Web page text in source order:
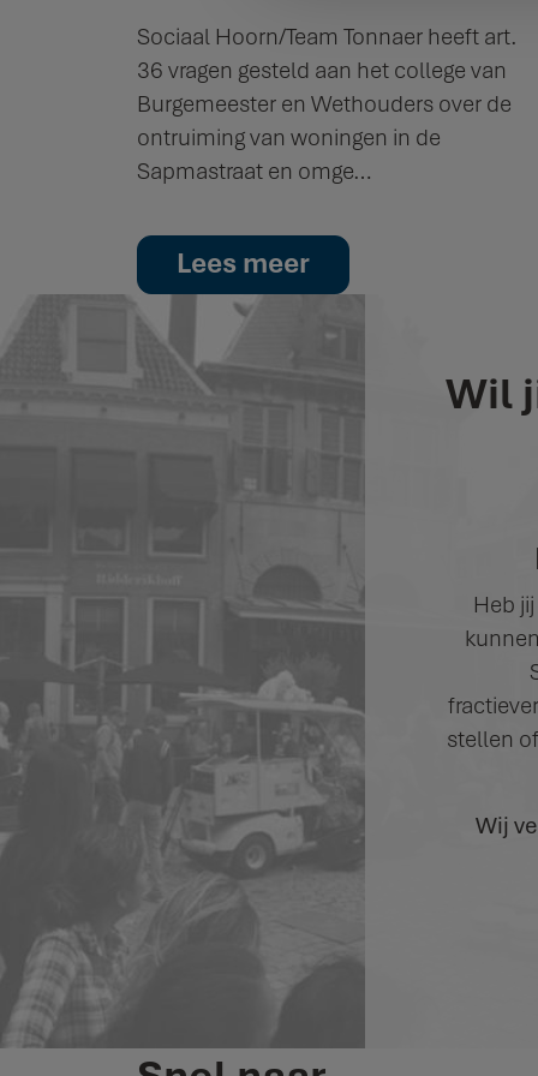
Sociaal Hoorn/Team Tonnaer heeft art.
36 vragen gesteld aan het college van
Burgemeester en Wethouders over de
ontruiming van woningen in de
Sapmastraat en omge…
Lees meer
Wil
Heb
stellen
Wij